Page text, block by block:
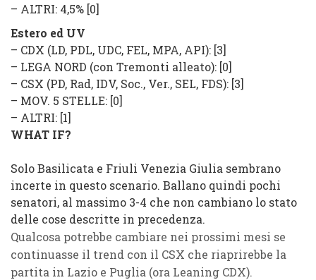
– ALTRI: 4,5% [0]
Estero ed UV
– CDX (LD, PDL, UDC, FEL, MPA, API): [3]
– LEGA NORD (con Tremonti alleato): [0]
– CSX (PD, Rad, IDV, Soc., Ver., SEL, FDS): [3]
– MOV. 5 STELLE: [0]
– ALTRI: [1]
WHAT IF?
Solo Basilicata e Friuli Venezia Giulia sembrano
incerte in questo scenario. Ballano quindi pochi
senatori, al massimo 3-4 che non cambiano lo stato
delle cose descritte in precedenza.
Qualcosa potrebbe cambiare nei prossimi mesi se
continuasse il trend con il CSX che riaprirebbe la
partita in Lazio e Puglia (ora Leaning CDX).